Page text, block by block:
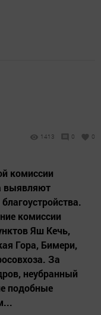
1413 0 0
комиссии
выявляют
комиссии
Яш Кечь,
Гора, Бимери,
За
неубранный
подобные